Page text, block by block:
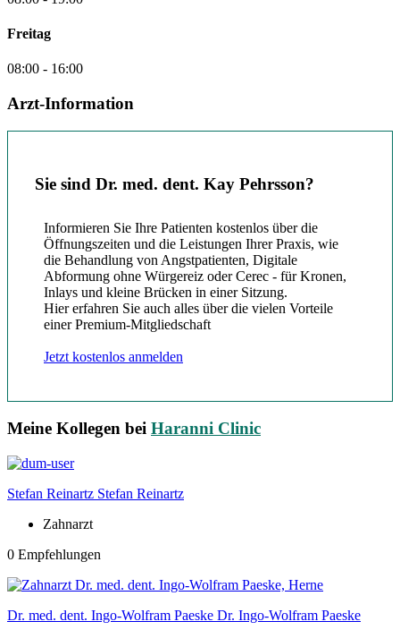
Freitag
08:00 - 16:00
Arzt-Information
Sie sind Dr. med. dent. Kay Pehrsson?
Informieren Sie Ihre Patienten kostenlos über die
Öffnungszeiten und die Leistungen Ihrer Praxis, wie
die Behandlung von Angstpatienten, Digitale
Abformung ohne Würgereiz oder Cerec - für Kronen,
Inlays und kleine Brücken in einer Sitzung.
Hier erfahren Sie auch alles über die vielen Vorteile
einer Premium-Mitgliedschaft
Jetzt kostenlos anmelden
Meine Kollegen bei Haranni Clinic
Stefan Reinartz Stefan Reinartz
Zahnarzt
0 Empfehlungen
Dr. med. dent. Ingo-Wolfram Paeske Dr. Ingo-Wolfram Paeske